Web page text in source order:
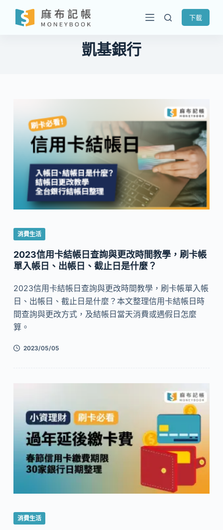
跳
至
下載
凱基銀行
消費生活
2023信用卡結帳日查詢與更改時間教學，刷卡帳
單入帳日、出帳日、截止日是什麼？
2023信用卡結帳日查詢與更改時間教學，刷卡帳單入帳
日、出帳日、截止日是什麼？本文整理信用卡結帳日時
間查詢與更改方式，及結帳日當天消費或遇假日怎麼
算。
2023/05/05
消費生活